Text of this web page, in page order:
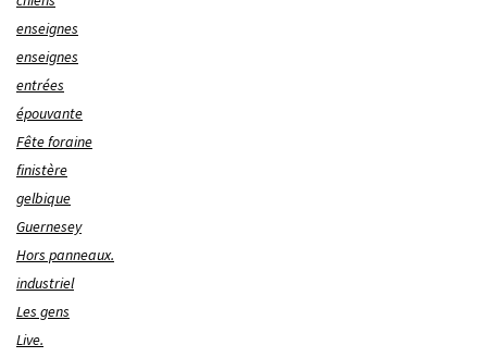
enseignes
enseignes
entrées
épouvante
Fête foraine
finistère
gelbique
Guernesey
Hors panneaux.
industriel
Les gens
Live.